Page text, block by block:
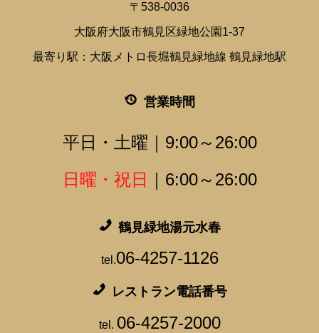
〒538-0036
大阪府大阪市鶴見区緑地公園1-37
最寄り駅：大阪メトロ長堀鶴見緑地線 鶴見緑地駅
営業時間
平日・土曜｜9:00～26:00
日曜・祝日 ｜6:00～26:00
鶴見緑地湯元水春
tel.06-4257-1126
レストラン電話番号
tel. 06-4257-2000